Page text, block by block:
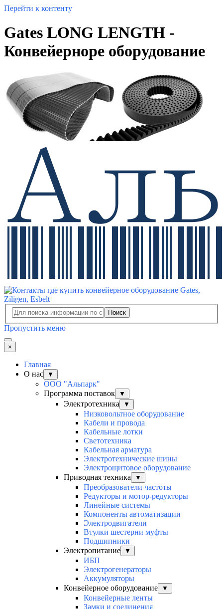
Перейти к контенту
Gates LONG LENGTH -
Конвейерноре оборудование
Поиск
Пропустить меню
×
Главная
О нас
▼
ООО "Альпарк"
Программа поставок
▼
Электротехника ▼
Низковольтное оборудование
Кабели и провода
Кабельные лотки
Светотехника
Кабельная арматура
Электротехнические шины
Электрощитовое оборудование
Приводная техника
▼
Преобразователи частоты
Редукторы и мотор-редукторы
Линейные системы
Компоненты автоматизации
Электродвигатели
Втулки шестерни муфты
Подшипники
Электропитание
▼
ИБП
Электрогенераторы
Аккумуляторы
Конвейерное оборудование
▼
Конвейерные ленты
Замки и соединения